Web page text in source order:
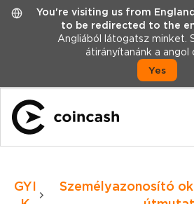
You're visiting us from
to be redirected to the
Angliából látogatsz minket.
átirányítanánk a angol
Yes
GYI
Személyazonosító